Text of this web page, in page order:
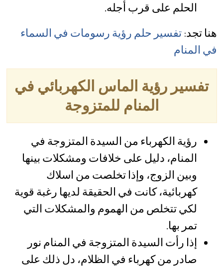
الحلم على قرب أجله.
هنا تجد:تفسير حلم رؤية رسومات في السماء
في المنام
تفسير رؤية الماس الكهربائي في
المنام للمتزوجة
رؤية الكهرباء من السيدة المتزوجة في
المنام، دليل على خلافات ومشكلات بينها
وبين الزوج، وإذا تخلصت من اسلاك
كهربائية، كانت في الحقيقة لديها رغبة قوية
لكي تتخلص من الهموم والمشكلات التي
تمر بها.
إذا رأت السيدة المتزوجة في المنام نور
صادر من كهرباء في الظلام، دل ذلك على